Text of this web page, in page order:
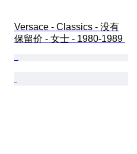
Versace - Classics - 没有
保留价 - 女士 - 1980-1989